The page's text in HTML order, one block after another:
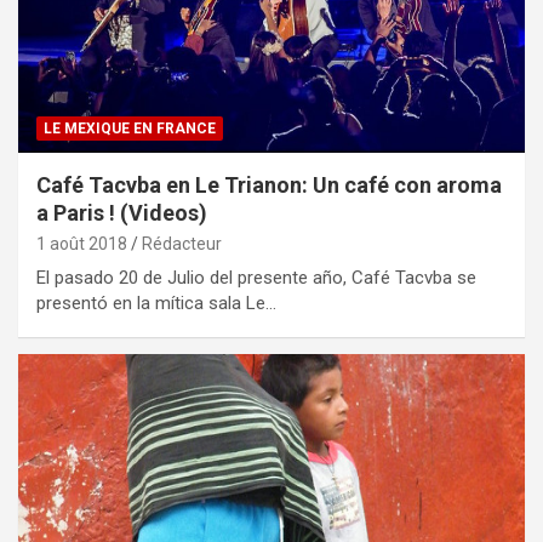
LE MEXIQUE EN FRANCE
Café Tacvba en Le Trianon: Un café con aroma
a Paris ! (Videos)
1 août 2018 Rédacteur
El pasado 20 de Julio del presente año, Café Tacvba se
presentó en la mítica sala Le…